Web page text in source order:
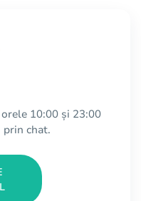
10:00 și 23:00
prin chat.